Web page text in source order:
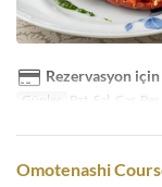
Rezervasyon
Günler Pzt, Sal, Çar,
Omotenashi